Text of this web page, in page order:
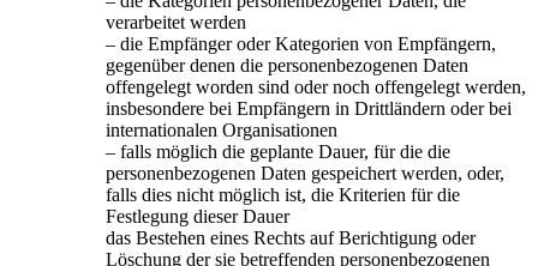
verarbeitet werden
– die Empfänger oder Kategorien von Empfängern,
gegenüber denen die personenbezogenen Daten
offengelegt worden sind oder noch offengelegt werden,
insbesondere bei Empfängern in Drittländern oder bei
internationalen Organisationen
– falls möglich die geplante Dauer, für die die
personenbezogenen Daten gespeichert werden, oder,
falls dies nicht möglich ist, die Kriterien für die
Festlegung dieser Dauer
das Bestehen eines Rechts auf Berichtigung oder
Löschung der sie betreffenden personenbezogenen